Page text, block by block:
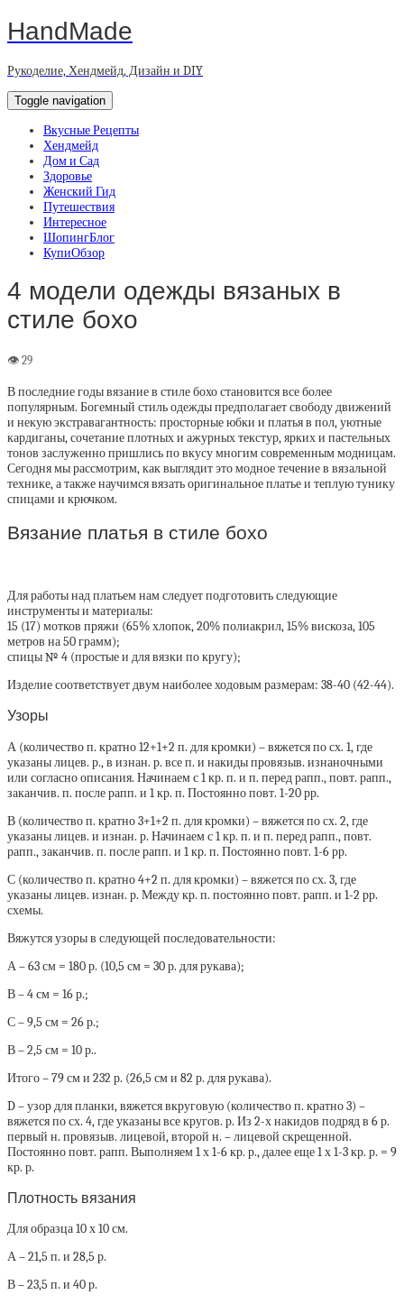
HandMade
Рукоделие, Хендмейд, Дизайн и DIY
Toggle navigation
Вкусные Рецепты
Хендмейд
Дом и Сад
Здоровье
Женский Гид
Путешествия
Интересное
ШопингБлог
КупиОбзор
4 модели одежды вязаных в
стиле бохо
В последние годы вязание в стиле бохо становится все более
популярным. Богемный стиль одежды предполагает свободу движений
и некую экстравагантность: просторные юбки и платья в пол, уютные
кардиганы, сочетание плотных и ажурных текстур, ярких и пастельных
тонов заслуженно пришлись по вкусу многим современным модницам.
Сегодня мы рассмотрим, как выглядит это модное течение в вязальной
технике, а также научимся вязать оригинальное платье и теплую тунику
спицами и крючком.
Вязание платья в стиле бохо
Для работы над платьем нам следует подготовить следующие
инструменты и материалы:
15 (17) мотков пряжи (65% хлопок, 20% полиакрил, 15% вискоза, 105
метров на 50 грамм);
спицы № 4 (простые и для вязки по кругу);
Изделие соответствует двум наиболее ходовым размерам: 38-40 (42-44).
Узоры
А (количество п. кратно 12+1+2 п. для кромки) – вяжется по сх. 1, где
указаны лицев. р., в изнан. р. все п. и накиды провязыв. изнаночными
или согласно описания. Начинаем с 1 кр. п. и п. перед рапп., повт. рапп.,
заканчив. п. после рапп. и 1 кр. п. Постоянно повт. 1-20 рр.
В (количество п. кратно 3+1+2 п. для кромки) – вяжется по сх. 2, где
указаны лицев. и изнан. р. Начинаем с 1 кр. п. и п. перед рапп., повт.
рапп., заканчив. п. после рапп. и 1 кр. п. Постоянно повт. 1-6 рр.
С (количество п. кратно 4+2 п. для кромки) – вяжется по сх. 3, где
указаны лицев. изнан. р. Между кр. п. постоянно повт. рапп. и 1-2 рр.
схемы.
Вяжутся узоры в следующей последовательности:
А – 63 см = 180 р. (10,5 см = 30 р. для рукава);
В – 4 см = 16 р.;
С – 9,5 см = 26 р.;
В – 2,5 см = 10 р..
Итого – 79 см и 232 р. (26,5 см и 82 р. для рукава).
D – узор для планки, вяжется вкруговую (количество п. кратно 3) –
вяжется по сх. 4, где указаны все кругов. р. Из 2-х накидов подряд в 6 р.
первый н. провязыв. лицевой, второй н. – лицевой скрещенной.
Постоянно повт. рапп. Выполняем 1 х 1-6 кр. р., далее еще 1 х 1-3 кр. р. = 9
кр. р.
Плотность вязания
Для образца 10 х 10 см.
А – 21,5 п. и 28,5 р.
В – 23,5 п. и 40 р.